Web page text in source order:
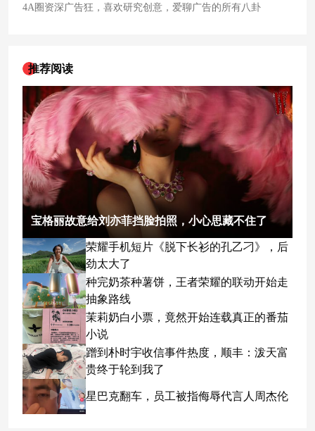
4A圈资深广告狂，喜欢研究创意，爱聊广告的所有八卦
推荐阅读
宝格丽故意给刘亦菲挡脸拍照，小心思藏不住了
荣耀手机短片《脱下长衫的孔乙刁》，后
劲太大了
种完奶茶种薯饼，王者荣耀的联动开始走
抽象路线
茉莉奶白小票，竟然开始连载真正的番茄
小说
蹭到朴时宇收信事件热度，顺丰：泼天富
贵终于轮到我了
星巴克翻车，员工被指侮辱代言人周杰伦